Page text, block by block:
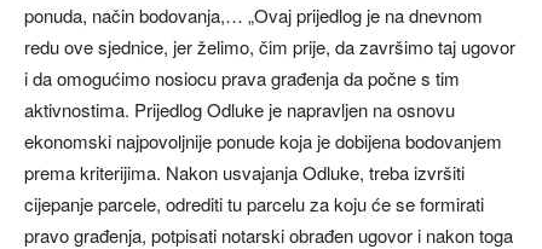
ponuda, način bodovanja,… „Ovaj prijedlog je na dnevnom
redu ove sjednice, jer želimo, čim prije, da završimo taj ugovor
i da omogućimo nosiocu prava građenja da počne s tim
aktivnostima. Prijedlog Odluke je napravljen na osnovu
ekonomski najpovoljnije ponude koja je dobijena bodovanjem
prema kriterijima. Nakon usvajanja Odluke, treba izvršiti
cijepanje parcele, odrediti tu parcelu za koju će se formirati
pravo građenja, potpisati notarski obrađen ugovor i nakon toga